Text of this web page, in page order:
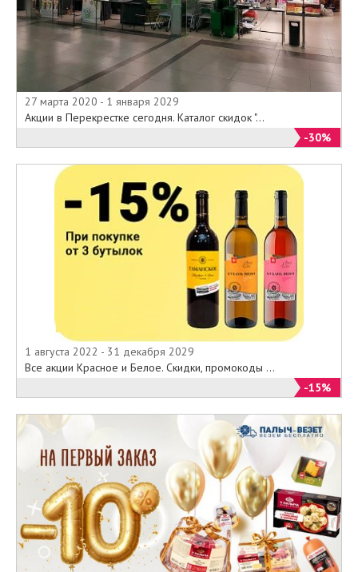
27 марта 2020 - 1 января 2029
Акции в Перекрестке сегодня. Каталог скидок "...
-30%
1 августа 2022 - 31 декабря 2029
Все акции Красное и Белое. Скидки, промокоды ...
-15%